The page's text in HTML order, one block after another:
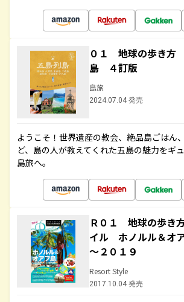
０１ 地球の歩き
島 ４訂版
島旅
2024.07.04 発売
ようこそ！世界遺産の教会、絶品島ごはん
ど、島の人が教えてくれた五島の魅力をギ
島旅へ。
Ｒ０１ 地球の歩き
イル ホノルル＆オ
～２０１９
Resort Style
2017.10.04 発売